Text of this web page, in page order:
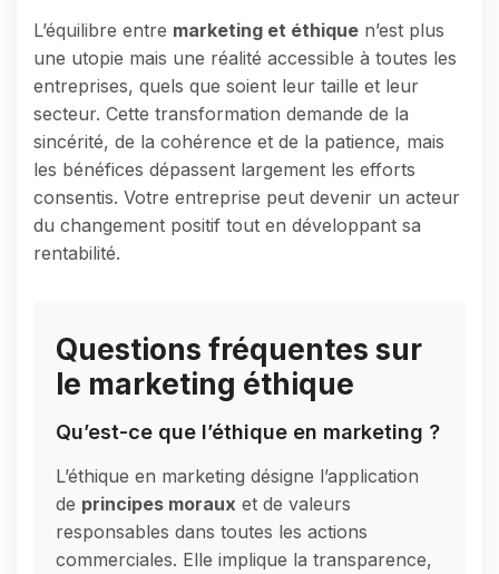
L’équilibre entre marketing et éthique n’est plus
une utopie mais une réalité accessible à toutes les
entreprises, quels que soient leur taille et leur
secteur. Cette transformation demande de la
sincérité, de la cohérence et de la patience, mais
les bénéfices dépassent largement les efforts
consentis. Votre entreprise peut devenir un acteur
du changement positif tout en développant sa
rentabilité.
Questions fréquentes sur
le marketing éthique
Qu’est-ce que l’éthique en marketing ?
L’éthique en marketing désigne l’application
de principes moraux et de valeurs
responsables dans toutes les actions
commerciales. Elle implique la transparence,